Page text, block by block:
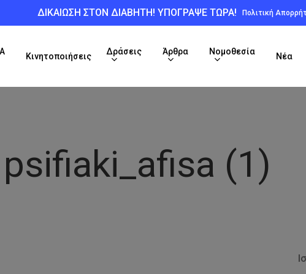
ΔΙΚΑΙΩΣΗ ΣΤΟΝ ΔΙΑΒΗΤΗ! ΥΠΟΓΡΑΨΕ ΤΩΡΑ! Πολιτική
Κινητοποιήσεις
Δράσεις Άρθρα Νομοθεσία
Νέα
psifiaki_afisa (1)